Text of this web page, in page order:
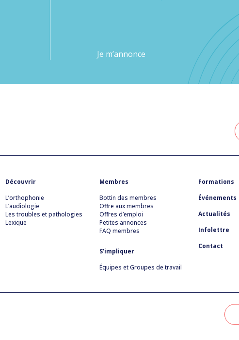
Je m’annonce
Découvrir
L’orthophonie
L’audiologie
Les troubles et pathologies
Lexique
Membres
Bottin des membres
Offre aux membres
Offres d’emploi
Petites annonces
FAQ membres
S’impliquer
Équipes et Groupes de travail
Formations
Événements
Actualités
Infolettre
Contact